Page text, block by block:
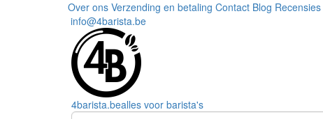
Over ons Verzending en betaling Contact Blog Recensies
info@4barista.be
4barista.bealles voor barista's